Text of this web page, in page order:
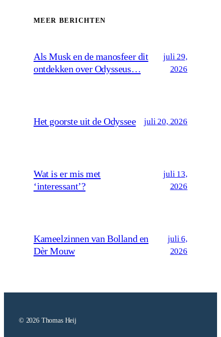
MEER BERICHTEN
Als Musk en de manosfeer dit
ontdekken over Odysseus…
juli 29,
2026
Het goorste uit de Odyssee juli 20, 2026
Wat is er mis met
‘interessant’?
juli 13,
2026
Kameelzinnen van Bolland en
Dèr Mouw
juli 6,
2026
© 2026 Thomas Heij